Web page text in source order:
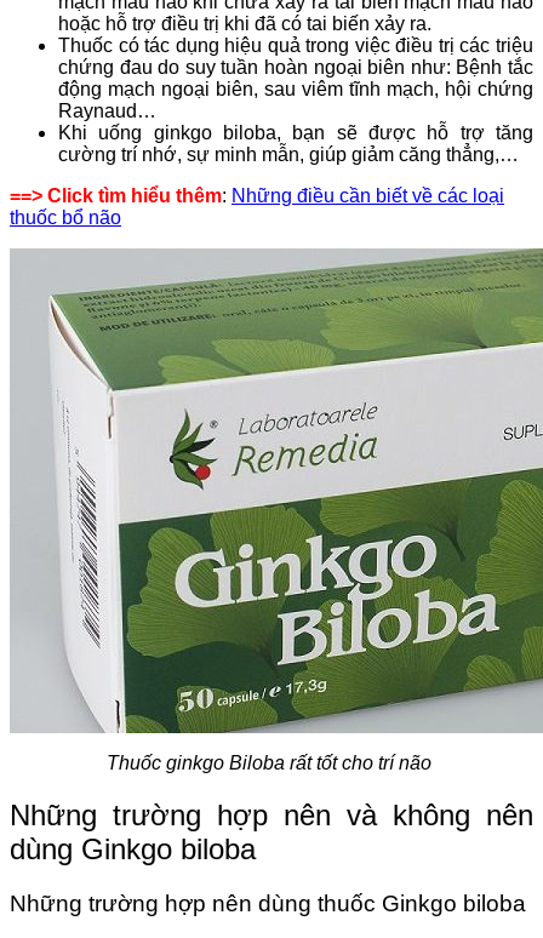
hoặc hỗ trợ điều trị khi đã có tai biến xảy ra.
Thuốc có tác dụng hiệu quả trong việc điều trị các triệu
chứng đau do suy tuần hoàn ngoại biên như: Bệnh tắc
động mạch ngoại biên, sau viêm tĩnh mạch, hội chứng
Raynaud…
Khi uống ginkgo biloba, bạn sẽ được hỗ trợ tăng
cường trí nhớ, sự minh mẫn, giúp giảm căng thẳng,…
==> Click tìm hiểu thêm: Những điều cần biết về các loại
thuốc bổ não
Thuốc ginkgo Biloba rất tốt cho trí não
Những trường hợp nên và không nên
dùng Ginkgo biloba
Những trường hợp nên dùng thuốc Ginkgo biloba